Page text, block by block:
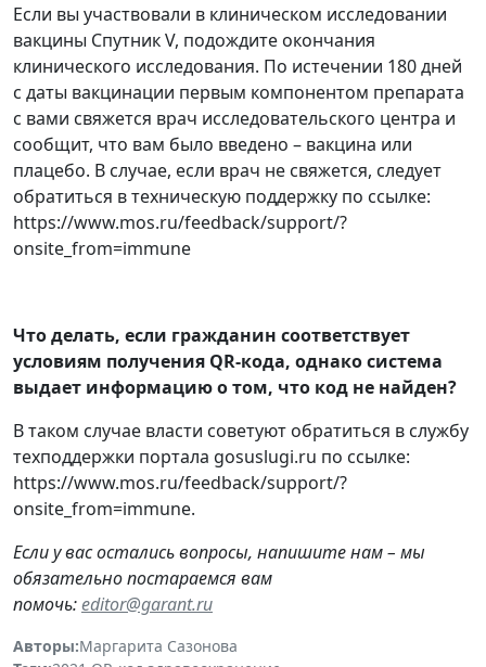
Если вы участвовали в клиническом исследовании
вакцины Спутник V, подождите окончания
клинического исследования. По истечении 180 дней
с даты вакцинации первым компонентом препарата
с вами свяжется врач исследовательского центра и
сообщит, что вам было введено – вакцина или
плацебо. В случае, если врач не свяжется, следует
обратиться в техническую поддержку по ссылке:
https://www.mos.ru/feedback/support/?
onsite_from=immune
Что делать, если гражданин соответствует
условиям получения QR-кода, однако система
выдает информацию о том, что код не найден?
В таком случае власти советуют обратиться в службу
техподдержки портала gosuslugi.ru по ссылке:
https://www.mos.ru/feedback/support/?
onsite_from=immune.
Если у вас остались вопросы, напишите нам – мы
обязательно постараемся вам
помочь:editor@garant.ru
Авторы:Маргарита Сазонова